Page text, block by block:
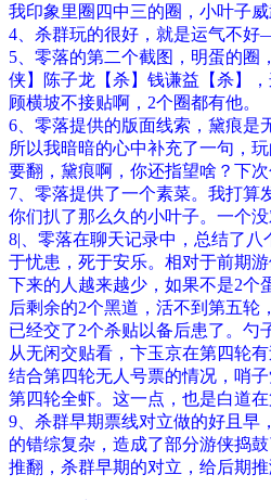
我印象里圈四中三的圈，小叶子威
4、杀群玩的很好，就是运气不
5、零落的第二个截图，明蛋的圈
侠】陈子龙【杀】钱谦益【杀】
顾横坡不接贴啊，2个圈都有他。
6、零落提供的版面线索，黛痕是
所以我暗暗的心中补充了一句，
要翻，黛痕啊，你还指望啥？下次
7、零落提供了一个素菜。我打
你们扒了那么久的小叶子。一个没
8|、零落在聊天记录中，总结了
于忧患，死于安乐。相对于前期
下来的人越来越少，如果不是2个
后剩余的2个黑道，活不到第五轮
已经交了2个杀贴以备后患了。勺
从无闲交贴看，卞玉京在第四轮
结合第四轮无人号票的情况，哨
第四轮全虾。这一点，也是白道在
9、杀群早期票线对立做的好且早
的错综复杂，造成了部分游侠捣
推翻，杀群早期的对立，给后期